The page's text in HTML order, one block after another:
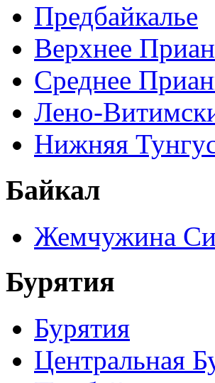
Предбайкалье
Верхнее
Среднее
Лено-
Нижняя
Байкал
Жемчужина
Бурятия
Бурятия
Центральная